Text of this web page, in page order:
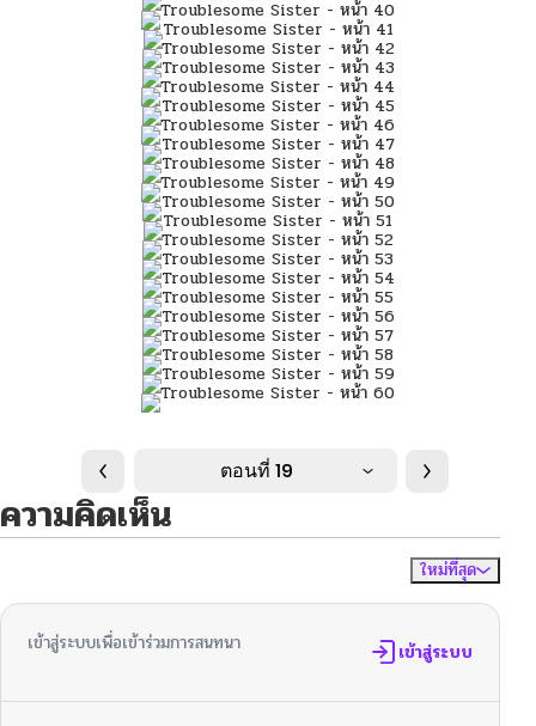
ตอนที่ 19
ความคิดเห็น
ใหม่ที่สุด
เข้าสู่ระบบเพื่อเข้าร่วมการสนทนา เข้าสู่ระบบ